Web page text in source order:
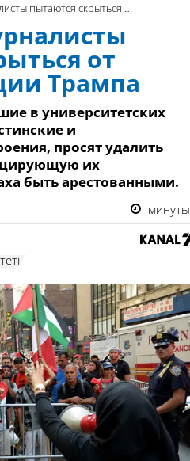
скрыться от администрации Трампа
от
Трампа
в университетских
и
просят удалить
их
быть арестованными.
1 минуты